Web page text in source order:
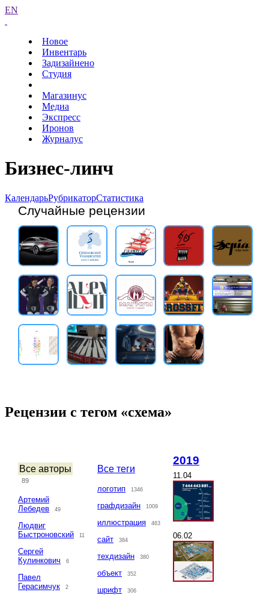
EN
Новое
Инвентарь
Задизайнено
Студия
Магазинус
Медиа
Экспресс
Иронов
Журналус
Бизнес-линч
КалендарьРубрикаторСтатистика
Случайные рецензии
Рецензии с тегом «схема»
Все авторы
89
Артемий
Лебедев
49
Людвиг
Быстроновский
11
Сергей
Кулинкович
6
Павел
Герасимчук
2
Все теги
логотип 1346
графдизайн 1009
иллюстрация 463
сайт 384
техдизайн 380
объект 352
шрифт 306
2019
11.04
06.02